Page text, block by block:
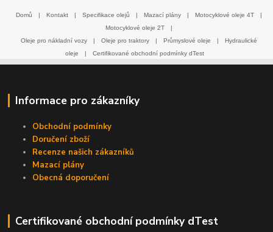
Domů | Kontakt | Specifikace olejů | Mazací plány | Motocyklové oleje 4T
|
Motocyklové oleje 2T
|
Oleje pro nákladní vozy
| Oleje pro traktory | Průmyslové oleje |
Hydraulické
oleje
| Certifikované obchodní podmínky dTest
Informace pro zákazníky
Obchodní podmínky
Doručení zboží
Recenze našich zákazníků
Mazací plány
Obecná doporučení
Certifikované obchodní podmínky dTest